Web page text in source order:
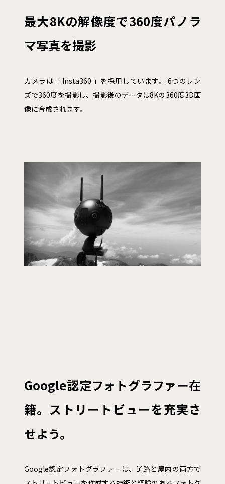
最大8Kの解像度で360度パノラ
マ写真を撮影
カメラは「 Insta360 」を採用しています。 6つのレン
ズで360度を撮影し、撮影後のデータは8Kの360度3D画
像に合成されます。
Google認定フォトグラファー在
籍。ストリートビューを充実さ
せよう。
Google認定フォトグラファーは、道路と屋内の両方で